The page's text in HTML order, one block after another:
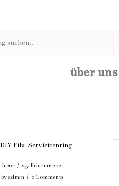
über uns
decor / 25. Februar 2021
by admin / 0 Comments